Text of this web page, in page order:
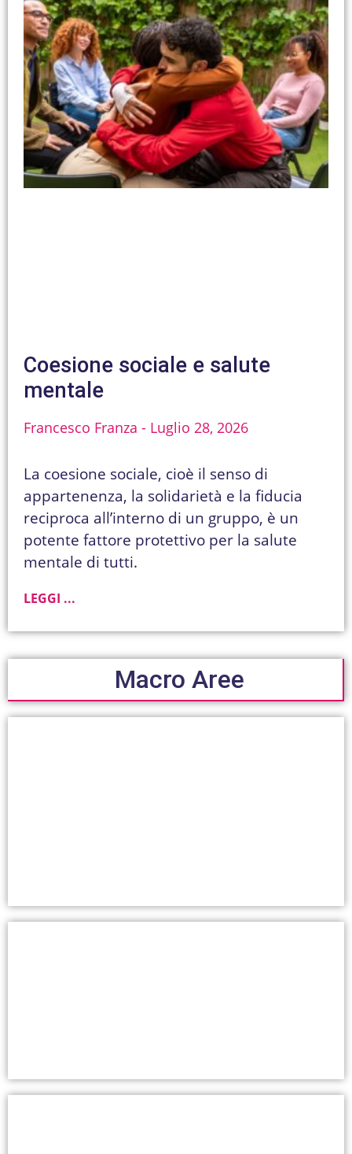
Coesione sociale e salute
mentale
Francesco Franza Luglio 28, 2026
La coesione sociale, cioè il senso di
appartenenza, la solidarietà e la fiducia
reciproca all’interno di un gruppo, è un
potente fattore protettivo per la salute
mentale di tutti.
LEGGI ...
Macro Aree